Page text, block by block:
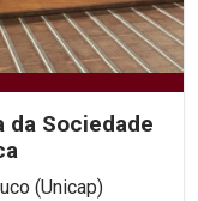
da Sociedade
(Unicap)